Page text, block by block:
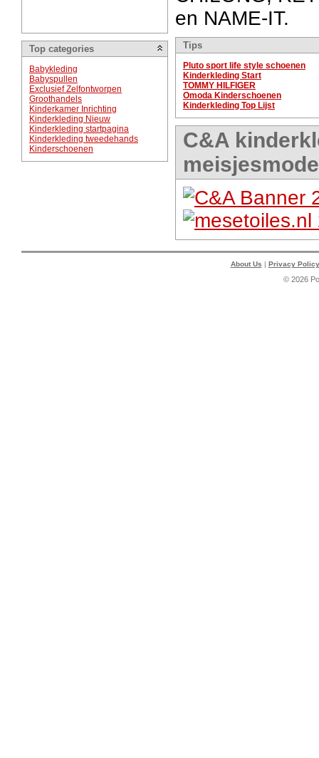
Top categories
Babykleding
Babyspullen
Exclusief Zelfontworpen
Groothandels
Kinderkamer Inrichting
Kinderkleding Nieuw
Kinderkleding startpagina
Kinderkleding tweedehands
Kinderschoenen
en NAME-IT.
Tips
Pluto sport life style schoenen
Kinderkleding Start
TOMMY HILFIGER
Omoda Kinderschoenen
Kinderkleding Top Lijst
C&A
meisjesmode
About Us | Privacy Policy
© 2026